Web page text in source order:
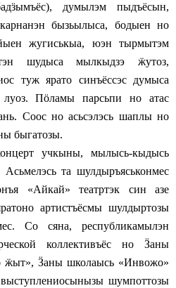
ӟымъёс), думылэм пыдъёсын,
бызьылыса, бодыен но
жугиськыа, юэн тырмытэм
шудыса мылкыдзэ ӝутоз,
туж ярато синъёссэс думыса
Пӧламы парсьпи но атас
Соос но асьсэлэсь шаплы но
быгатозы.
учкыны, мылысь-кыдысь
та шулдыръяськонмес
«Айкай» театртэк син азе
артистъёсмы шулдыртозы
Со сяна, республикамылэн
коллективъёс но Ӟаны
ӝыт», Ӟаны школаысь «Инвожо»
выступлениосынызы шумпоттозы